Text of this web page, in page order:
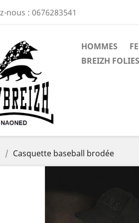
nous : 0676283541
HOMMES
BREIZH
Casquette baseball brodée